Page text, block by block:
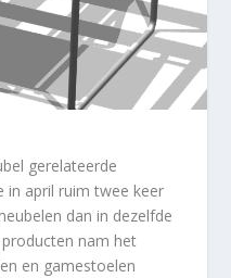
gerelateerde
in april ruim twee keer
dan in dezelfde
nam het
en gamestoelen